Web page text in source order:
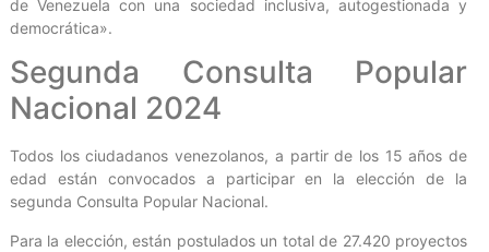
de Venezuela con una sociedad inclusiva, autogestionada y
democrática».
Segunda Consulta Popular
Nacional 2024
Todos los ciudadanos venezolanos, a partir de los 15 años de
edad están convocados a participar en la elección de la
segunda Consulta Popular Nacional.
Para la elección, están postulados un total de 27.420 proyectos